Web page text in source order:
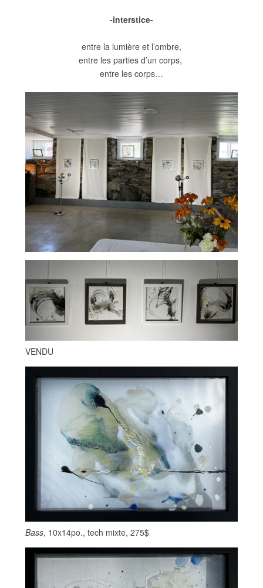
-interstice-
entre la lumière et l’ombre,
entre les parties d’un corps,
entre les corps…
VENDU
Bass, 10x14po., tech mixte, 275$